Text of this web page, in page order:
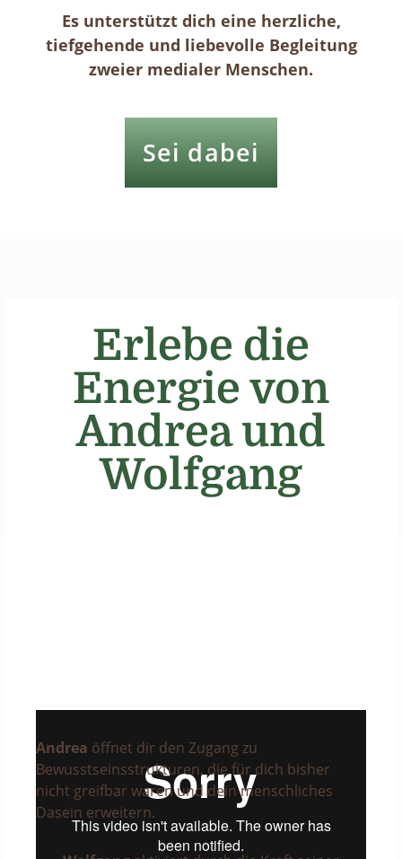
Es unterstützt dich eine herzliche,
tiefgehende und liebevolle Begleitung
zweier medialer Menschen.
Sei dabei
Erlebe die
Energie von
Andrea und
Wolfgang
Andrea öffnet dir den Zugang zu
Bewusstseinsstrukturen, die für dich bisher
nicht greifbar waren und dein menschliches
Dasein erweitern.